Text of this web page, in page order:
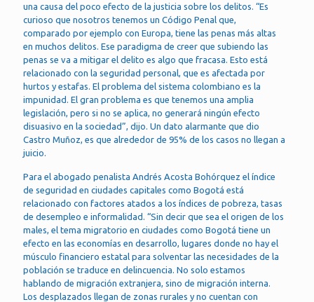
una causa del poco efecto de la justicia sobre los delitos. “Es
curioso que nosotros tenemos un Código Penal que,
comparado por ejemplo con Europa, tiene las penas más altas
en muchos delitos. Ese paradigma de creer que subiendo las
penas se va a mitigar el delito es algo que fracasa. Esto está
relacionado con la seguridad personal, que es afectada por
hurtos y estafas. El problema del sistema colombiano es la
impunidad. El gran problema es que tenemos una amplia
legislación, pero si no se aplica, no generará ningún efecto
disuasivo en la sociedad”, dijo. Un dato alarmante que dio
Castro Muñoz, es que alrededor de 95% de los casos no llegan a
juicio.
Para el abogado penalista Andrés Acosta Bohórquez el índice
de seguridad en ciudades capitales como Bogotá está
relacionado con factores atados a los índices de pobreza, tasas
de desempleo e informalidad. “Sin decir que sea el origen de los
males, el tema migratorio en ciudades como Bogotá tiene un
efecto en las economías en desarrollo, lugares donde no hay el
músculo financiero estatal para solventar las necesidades de la
población se traduce en delincuencia. No solo estamos
hablando de migración extranjera, sino de migración interna.
Los desplazados llegan de zonas rurales y no cuentan con